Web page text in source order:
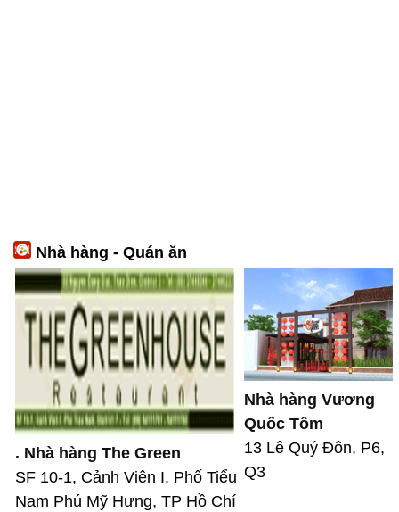
Nhà hàng - Quán ăn
. Nhà hàng The Green
SF 10-1, Cảnh Viên I, Phố Tiểu
Nam Phú Mỹ Hưng, TP Hồ Chí
Nhà hàng Vương
Quốc Tôm
13 Lê Quý Đôn, P6,
Q3